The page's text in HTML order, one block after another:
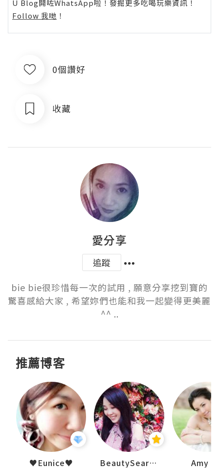
U Blog開咗WhatsApp啦！發掘更多吃喝玩樂資訊！
Follow 我哋 ！
0個讚好
收藏
愛分享
追蹤
bie bie很珍惜每一次的試用 , 願意分享挖到寶的
驚喜感給大家 , 希望妳們也能和我一起變得更美麗
^^ ..
推薦博客
♥Eunice♥ BeautySearch Amy